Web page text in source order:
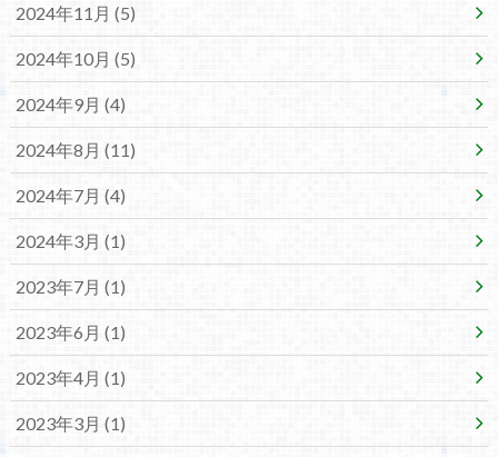
2024年11月 (5)
2024年10月 (5)
2024年9月 (4)
2024年8月 (11)
2024年7月 (4)
2024年3月 (1)
2023年7月 (1)
2023年6月 (1)
2023年4月 (1)
2023年3月 (1)